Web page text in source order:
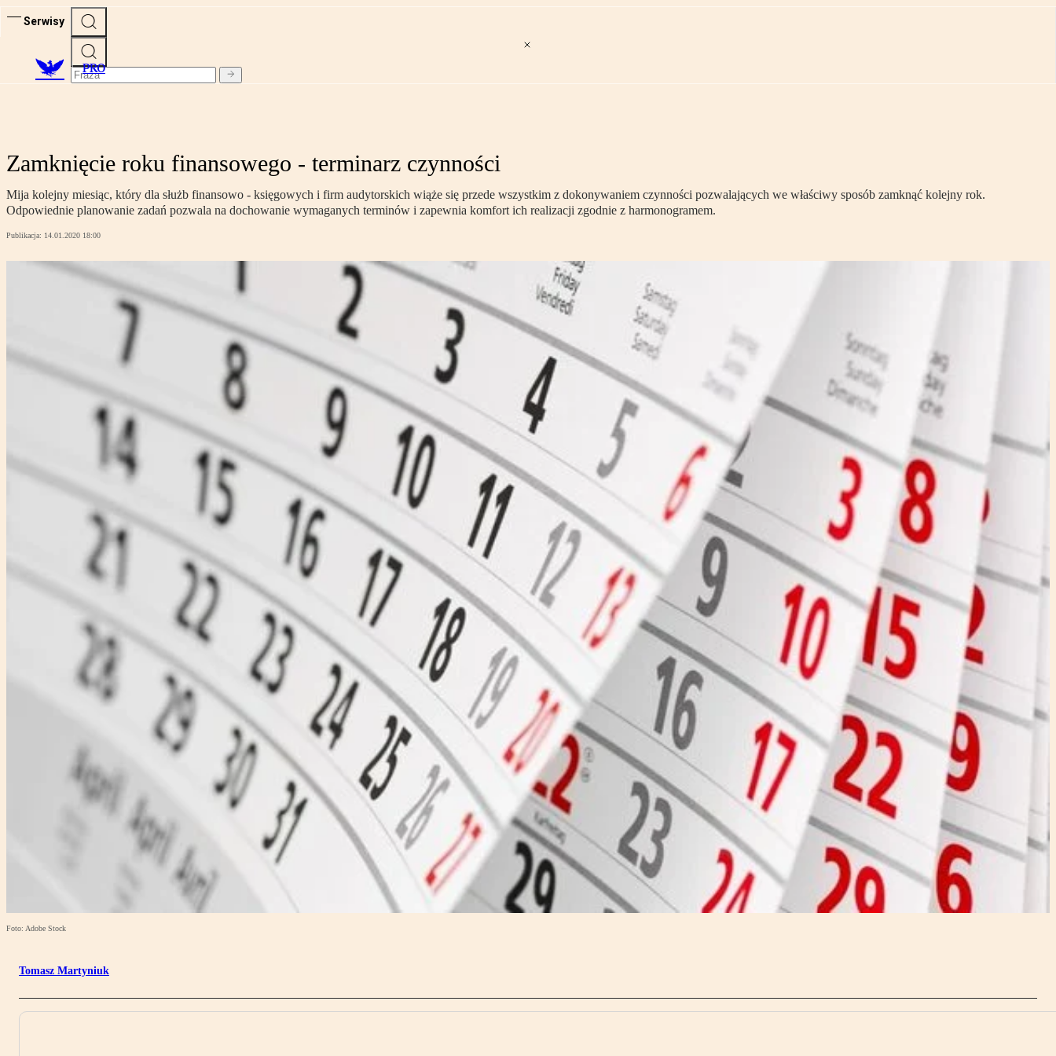
Serwisy
PRO
Zamknięcie roku finansowego - terminarz czynności
Mija kolejny miesiąc, który dla służb finansowo - księgowych i firm audytorskich wiąże się przede wszystkim z dokonywaniem czynności pozwalających we właściwy sposób zamknąć kolejny rok.
Odpowiednie planowanie zadań pozwala na dochowanie wymaganych terminów i zapewnia komfort ich realizacji zgodnie z harmonogramem.
Publikacja: 14.01.2020 18:00
Foto: Adobe Stock
Tomasz Martyniuk